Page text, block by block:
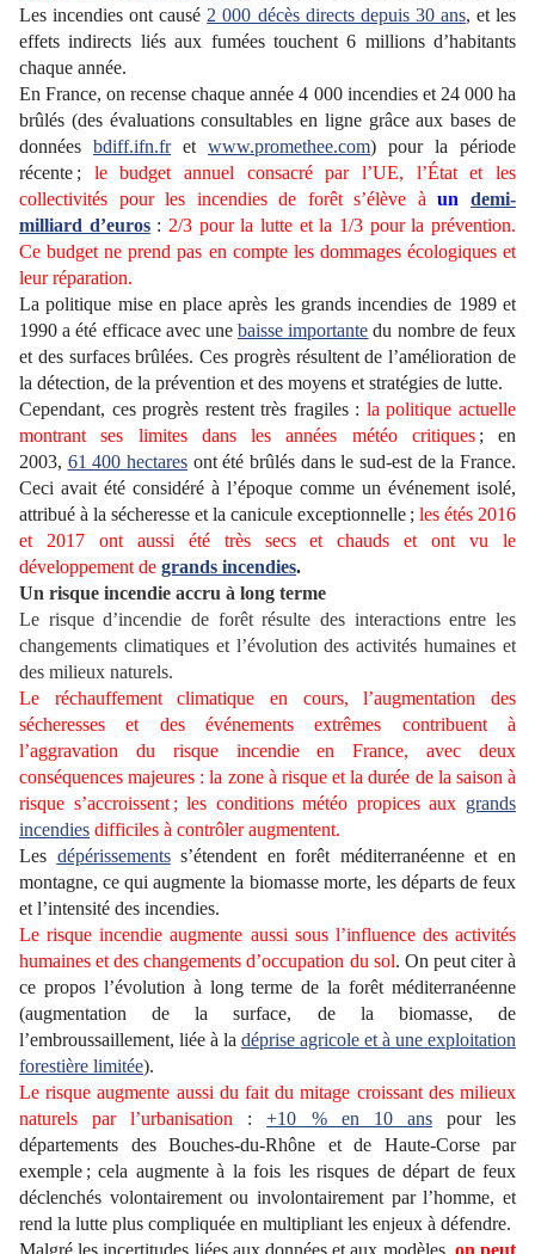
Les incendies ont causé 2 000 décès directs depuis 30 ans, et les
effets indirects liés aux fumées touchent 6 millions d’habitants
chaque année.
En France, on recense chaque année 4 000 incendies et 24 000 ha
brûlés (des évaluations consultables en ligne grâce aux bases de
données bdiff.ifn.fret www.promethee.com) pour la période
récente ; le budget annuel consacré par l’UE, l’État et les
collectivités pour les incendies de forêt s’élève àun
demi-
milliard d’euros: 2/3 pour la lutte et la 1/3 pour la prévention.
Ce budget ne prend pas en compte les dommages écologiques et
leur réparation.
La politique mise en place après les grands incendies de 1989 et
1990 a été efficace avec unebaisse importante du nombre de feux
et des surfaces brûlées. Ces progrès résultent de l’amélioration de
la détection, de la prévention et des moyens et stratégies de lutte.
Cependant, ces progrès restent très fragiles : la politique actuelle
montrant ses limites dans les années météo critiques; en
2003, 61 400 hectares ont été brûlés dans le sud-est de la France.
Ceci avait été considéré à l’époque comme un événement isolé,
attribué à la sécheresse et la canicule exceptionnelle ; les étés 2016
et 2017 ont aussi été très secs et chauds et ont vu le
développement de grands incendies.
Un risque incendie accru à long terme
Le risque d’incendie de forêt résulte des interactions entre les
changements climatiques et l’évolution des activités humaines et
des milieux naturels.
Le réchauffement climatique en cours, l’augmentation des
sécheresses et des événements extrêmes contribuent à
l’aggravation du risque incendie en France, avec deux
conséquences majeures : la zone à risque et la durée de la saison à
risque s’accroissent ; les conditions météo propices aux grands
incendies difficiles à contrôler augmentent.
Les dépérissementss’étendent en forêt méditerranéenne et en
montagne, ce qui augmente la biomasse morte, les départs de feux
et l’intensité des incendies.
Le risque incendie augmente aussi sous l’influence des activités
humaines et des changements d’occupation du sol. On peut citer à
ce propos l’évolution à long terme de la forêt méditerranéenne
(augmentation de la surface, de la biomasse, de
l’embroussaillement, liée à la déprise agricole et à une exploitation
forestière limitée).
Le risque augmente aussi du fait du mitage croissant des milieux
naturels par l’urbanisation :+10 % en 10 anspour les
départements des Bouches-du-Rhône et de Haute-Corse par
exemple ; cela augmente à la fois les risques de départ de feux
déclenchés volontairement ou involontairement par l’homme, et
rend la lutte plus compliquée en multipliant les enjeux à défendre.